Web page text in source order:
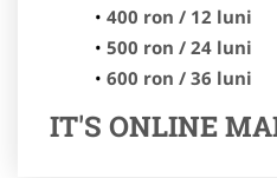
400 ron / 12 luni
500 ron / 24 luni
600 ron / 36 luni
IT'S ONLINE